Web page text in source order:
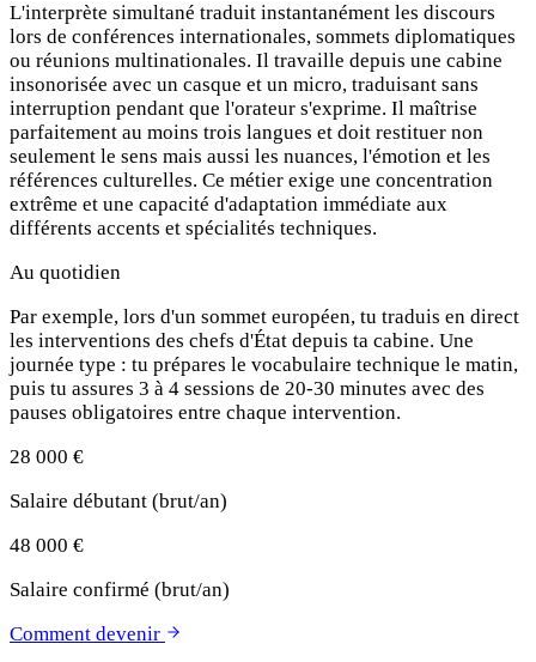
L'interprète simultané traduit instantanément les discours
lors de conférences internationales, sommets diplomatiques
ou réunions multinationales. Il travaille depuis une cabine
insonorisée avec un casque et un micro, traduisant sans
interruption pendant que l'orateur s'exprime. Il maîtrise
parfaitement au moins trois langues et doit restituer non
seulement le sens mais aussi les nuances, l'émotion et les
références culturelles. Ce métier exige une concentration
extrême et une capacité d'adaptation immédiate aux
différents accents et spécialités techniques.
Au quotidien
Par exemple, lors d'un sommet européen, tu traduis en direct
les interventions des chefs d'État depuis ta cabine. Une
journée type : tu prépares le vocabulaire technique le matin,
puis tu assures 3 à 4 sessions de 20-30 minutes avec des
pauses obligatoires entre chaque intervention.
28 000 €
Salaire débutant (brut/an)
48 000 €
Salaire confirmé (brut/an)
Comment devenir